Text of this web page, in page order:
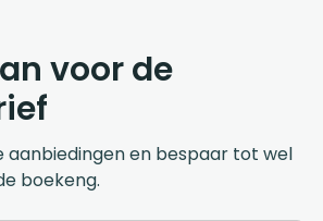
voor de
aanbiedingen en bespaar tot wel
boekeng.